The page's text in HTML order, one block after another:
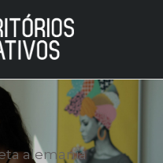
alemania